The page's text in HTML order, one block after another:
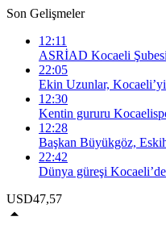
Son Gelişmeler
12:11
ASRİAD Kocaeli
22:05
Ekin Uzunlar,
12:30
Kentin gururu
12:28
Başkan Büyükgöz,
22:42
Dünya güreşi
USD47,57